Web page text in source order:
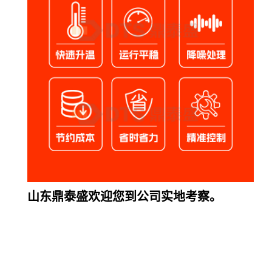
山东鼎泰盛欢迎您到公司实地考察。